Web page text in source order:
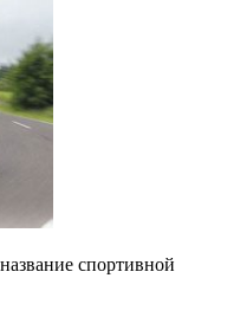
спортивной